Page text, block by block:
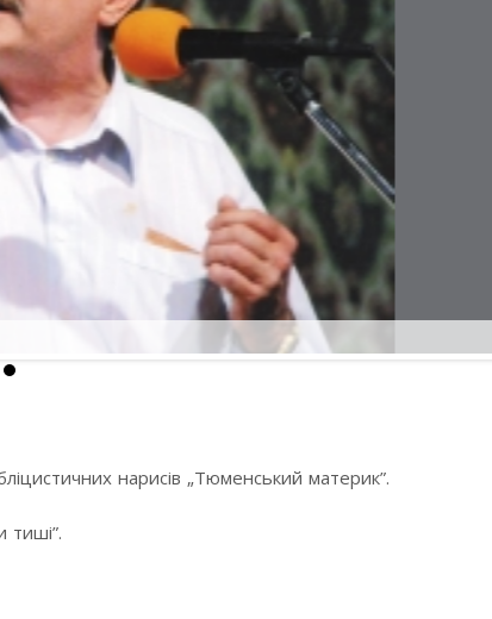
нарисів „Тюменський материк”.
тиші”.